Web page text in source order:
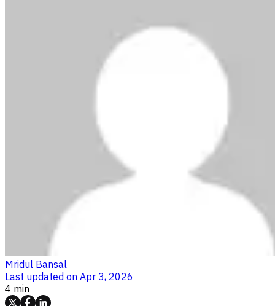
Mridul Bansal
Last updated on Apr 3, 2026
4 min